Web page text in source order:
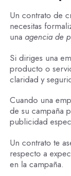
Un contrato de
necesitas
una agencia de
Si diriges una
producto o
claridad y
Cuando una
de su campaña
publicidad
Un contrato te
respecto a
en la campaña.